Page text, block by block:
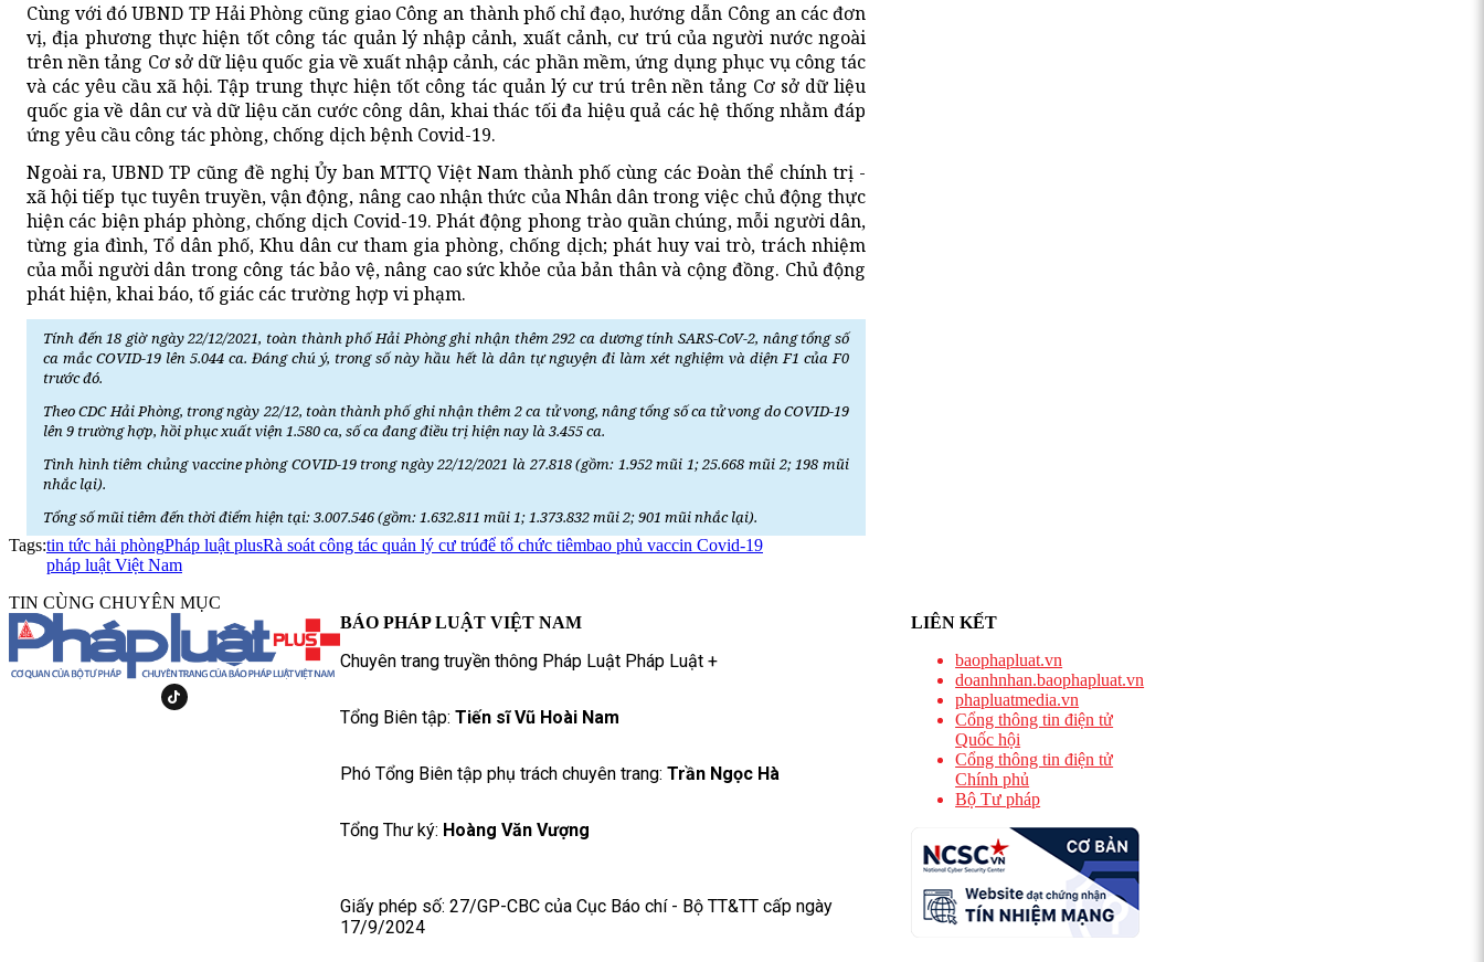
Cùng với đó UBND TP Hải Phòng cũng giao Công an thành phố chỉ đạo, hướng dẫn Công an các đơn
vị, địa phương thực hiện tốt công tác quản lý nhập cảnh, xuất cảnh, cư trú của người nước ngoài
trên nền tảng Cơ sở dữ liệu quốc gia về xuất nhập cảnh, các phần mềm, ứng dụng phục vụ công tác
và các yêu cầu xã hội. Tập trung thực hiện tốt công tác quản lý cư trú trên nền tảng Cơ sở dữ liệu
quốc gia về dân cư và dữ liệu căn cước công dân, khai thác tối đa hiệu quả các hệ thống nhằm đáp
ứng yêu cầu công tác phòng, chống dịch bệnh Covid-19.
Ngoài ra, UBND TP cũng đề nghị Ủy ban MTTQ Việt Nam thành phố cùng các Đoàn thể chính trị -
xã hội tiếp tục tuyên truyền, vận động, nâng cao nhận thức của Nhân dân trong việc chủ động thực
hiện các biện pháp phòng, chống dịch Covid-19. Phát động phong trào quần chúng, mỗi người dân,
từng gia đình, Tổ dân phố, Khu dân cư tham gia phòng, chống dịch; phát huy vai trò, trách nhiệm
của mỗi người dân trong công tác bảo vệ, nâng cao sức khỏe của bản thân và cộng đồng. Chủ động
phát hiện, khai báo, tố giác các trường hợp vi phạm.
Tính đến 18 giờ ngày 22/12/2021, toàn thành phố Hải Phòng ghi nhận thêm 292 ca dương tính SARS-CoV-2, nâng tổng số
ca mắc COVID-19 lên 5.044 ca. Đáng chú ý, trong số này hầu hết là dân tự nguyện đi làm xét nghiệm và diện F1 của F0
trước đó.
Theo CDC Hải Phòng, trong ngày 22/12, toàn thành phố ghi nhận thêm 2 ca tử vong, nâng tổng số ca tử vong do COVID-19
lên 9 trường hợp, hồi phục xuất viện 1.580 ca, số ca đang điều trị hiện nay là 3.455 ca.
Tình hình tiêm chủng vaccine phòng COVID-19 trong ngày 22/12/2021 là 27.818 (gồm: 1.952 mũi 1; 25.668 mũi 2; 198 mũi
nhắc lại).
Tổng số mũi tiêm đến thời điểm hiện tại: 3.007.546 (gồm: 1.632.811 mũi 1; 1.373.832 mũi 2; 901 mũi nhắc lại).
Tags:tin tức hải phòngPháp luật plusRà soát công tác quản lý cư trúđể tổ chức tiêmbao phủ vaccin Covid-19
pháp luật Việt Nam
TIN CÙNG CHUYÊN MỤC
BÁO PHÁP LUẬT VIỆT NAM
Chuyên trang truyền thông Pháp Luật Pháp Luật +
Tổng Biên tập: Tiến sĩ Vũ Hoài Nam
Phó Tổng Biên tập phụ trách chuyên trang: Trần Ngọc Hà
Tổng Thư ký: Hoàng Văn Vượng
Giấy phép số: 27/GP-CBC của Cục Báo chí - Bộ TT&TT cấp ngày
17/9/2024
LIÊN KẾT
baophapluat.vn
doanhnhan.baophapluat.vn
phapluatmedia.vn
Cổng thông tin điện tử
Quốc hội
Cổng thông tin điện tử
Chính phủ
Bộ Tư pháp